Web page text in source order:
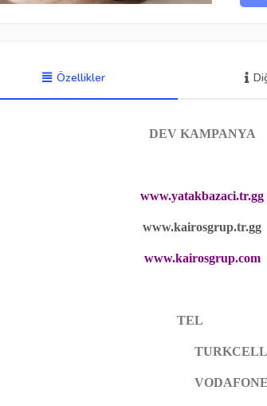
Özellikler
DEV KAMPANYA
www.yatakbazaci.tr.gg
www.kairosgrup.tr.gg
www.kairosgrup.com
TEL
TURKCELL